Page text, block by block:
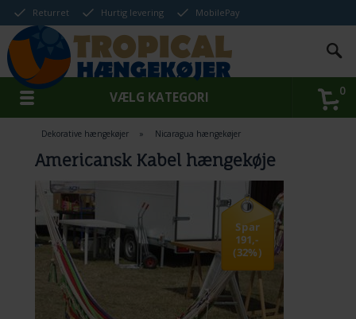
Returret Hurtig levering MobilePay
0
VÆLG KATEGORI
Dekorative hængekøjer » Nicaragua hængekøjer
Americansk Kabel hængekøje
Spar
191,-
(32%)